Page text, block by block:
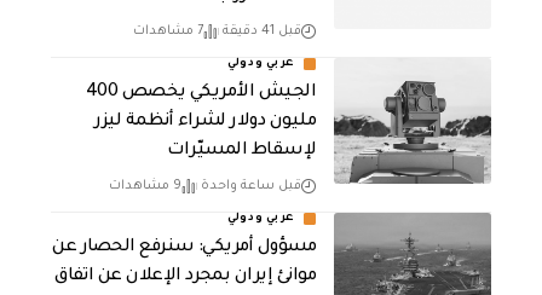
قبل 41 دقيقة 7 مشاهدات
عربي ودولي
الجيش الأمريكي يخصص 400
مليون دولار لشراء أنظمة ليزر
لإسقاط المسيّرات
قبل ساعة واحدة 9 مشاهدات
عربي ودولي
مسؤول أمريكي: سنرفع الحصار عن
موانئ إيران بمجرد الإعلان عن اتفاق